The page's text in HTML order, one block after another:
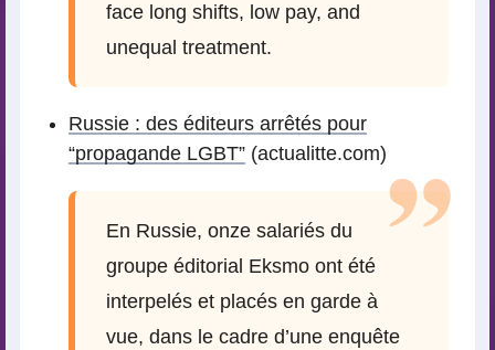
face long shifts, low pay, and
unequal treatment.
Russie : des éditeurs arrêtés pour
“propagande LGBT” (actualitte.com)
En Russie, onze salariés du
groupe éditorial Eksmo ont été
interpelés et placés en garde à
vue, dans le cadre d’une enquête